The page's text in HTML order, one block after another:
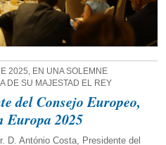
2025, EN UNA SOLEMNE
DE SU MAJESTAD EL REY
del Consejo Europeo,
Europa 2025
D. António Costa, Presidente del